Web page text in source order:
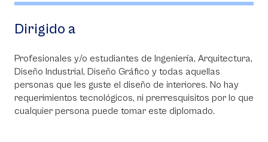
Dirigido a
Profesionales y/o estudiantes de Ingeniería, Arquitectura,
Diseño Industrial, Diseño Gráfico y todas aquellas
personas que les guste el diseño de interiores. No hay
requerimientos tecnológicos, ni prerresquisitos por lo que
cualquier persona puede tomar este diplomado.